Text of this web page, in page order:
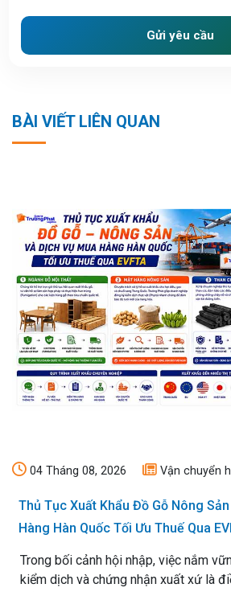
Gửi yêu cầu
BÀI VIẾT LIÊN QUAN
04 Tháng 08, 2026 Vận chuyển
Thủ Tục Xuất Khẩu Đồ Gỗ Nông
Hàng Hàn Quốc Tối Ưu Thuế Qua
Trong bối cảnh hội nhập, việc nắm
kiểm dịch và chứng nhận xuất xứ là